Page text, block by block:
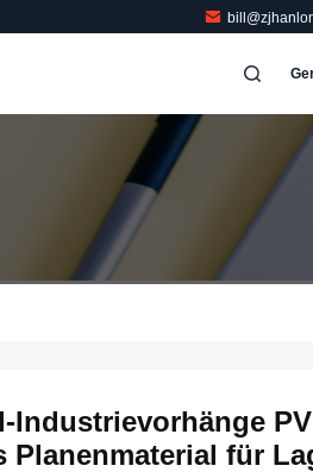
Industrievorhänge
Planenmaterial für